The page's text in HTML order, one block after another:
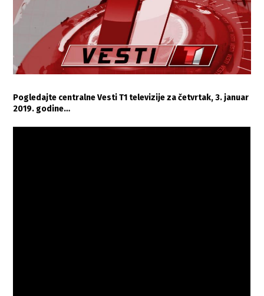
Pogledajte centralne Vesti T1 televizije za četvrtak, 3. januar
2019. godine…